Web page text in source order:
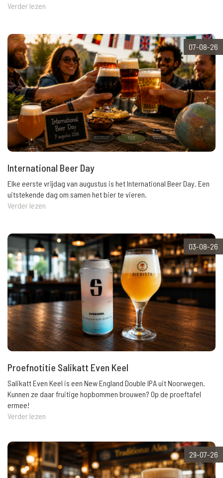
Verder lezen
07-08-26
International Beer Day
Elke eerste vrijdag van augustus is het International Beer Day. Een
uitstekende dag om samen het bier te vieren.
Verder lezen
03-08-26
Proefnotitie Salikatt Even Keel
Salikatt Even Keel is een New England Double IPA uit Noorwegen.
Kunnen ze daar fruitige hopbommen brouwen? Op de proeftafel
ermee!
Verder lezen
29-07-26